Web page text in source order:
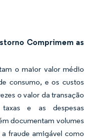
Comprimem as
o maior valor médio
consumo, e os custos
o valor da transação
e as despesas
documentam volumes
fraude amigável como